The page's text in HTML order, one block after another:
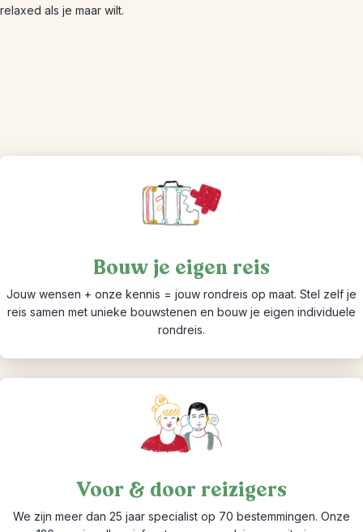
relaxed als je maar wilt.
Bouw je eigen reis
Jouw wensen + onze kennis = jouw rondreis op maat. Stel zelf je
reis samen met unieke bouwstenen en bouw je eigen individuele
rondreis.
Voor & door reizigers
We zijn meer dan 25 jaar specialist op 70 bestemmingen. Onze